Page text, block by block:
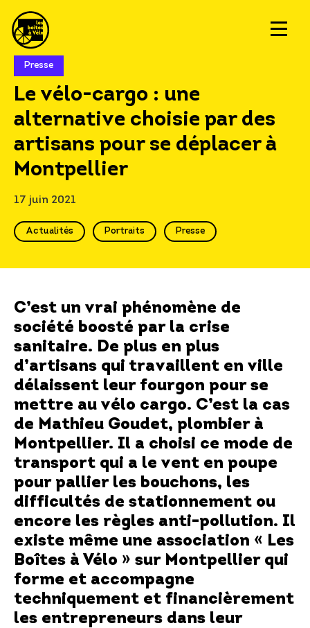
Presse
Le vélo-cargo : une
alternative choisie par des
artisans pour se déplacer à
Montpellier
17 juin 2021
Actualités Portraits Presse
C’est un vrai phénomène de
société boosté par la crise
sanitaire. De plus en plus
d’artisans qui travaillent en ville
délaissent leur fourgon pour se
mettre au vélo cargo. C’est la cas
de Mathieu Goudet, plombier à
Montpellier. Il a choisi ce mode de
transport qui a le vent en poupe
pour pallier les bouchons, les
difficultés de stationnement ou
encore les règles anti-pollution. Il
existe même une association « Les
Boîtes à Vélo » sur Montpellierqui
forme et accompagne
techniquement et financièrement
les entrepreneurs dans leur